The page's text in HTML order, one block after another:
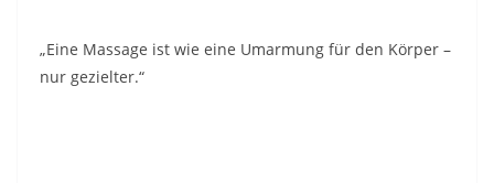
„Eine Massage ist wie eine Umarmung für den Körper –
nur gezielter.“